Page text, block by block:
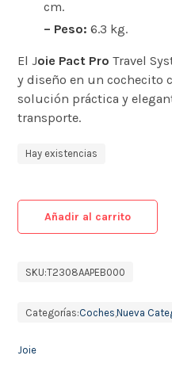
cm. ​
– Peso: 6.3 kg. ​
El Joie Pact Pro Travel
y diseño en un cochecito
solución práctica y
transporte.
Hay existencias
Añadir al carrito
SKU:T2308AAPEB000
Categorías:Coches ,Nueva
Joie